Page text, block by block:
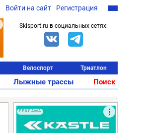
Войти на сайт Регистрация
Skisport.ru в социальных сетях:
Велоспорт Триатлон
Лыжные трассы Поиск
РЕКЛАМА